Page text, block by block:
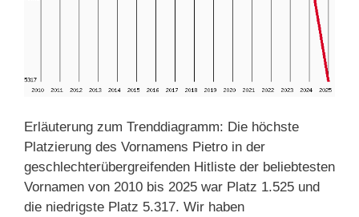
Erläuterung zum Trenddiagramm: Die höchste
Platzierung des Vornamens Pietro in der
geschlechterübergreifenden Hitliste der beliebtesten
Vornamen von 2010 bis 2025 war Platz 1.525 und
die niedrigste Platz 5.317. Wir haben